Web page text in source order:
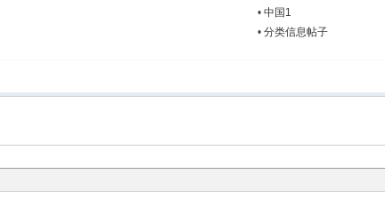
• 中国1
• 分类信息帖子